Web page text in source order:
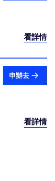
看詳情
申辦去
看詳情